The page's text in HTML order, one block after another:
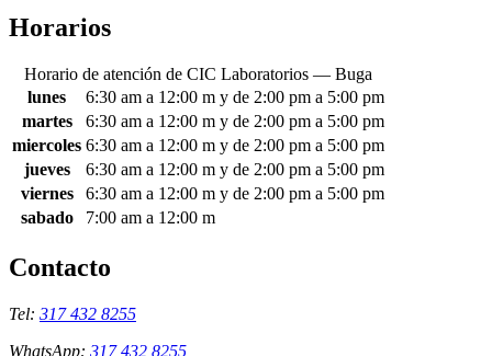
Horarios
Horario de atención de CIC Laboratorios — Buga
lunes
6:30 am a 12:00 m y de 2:00 pm a 5:00 pm
martes
6:30 am a 12:00 m y de 2:00 pm a 5:00 pm
miercoles 6:30 am a 12:00 m y de 2:00 pm a 5:00 pm
jueves
6:30 am a 12:00 m y de 2:00 pm a 5:00 pm
viernes
6:30 am a 12:00 m y de 2:00 pm a 5:00 pm
sabado
7:00 am a 12:00 m
Contacto
Tel: 317 432 8255
WhatsApp: 317 432 8255